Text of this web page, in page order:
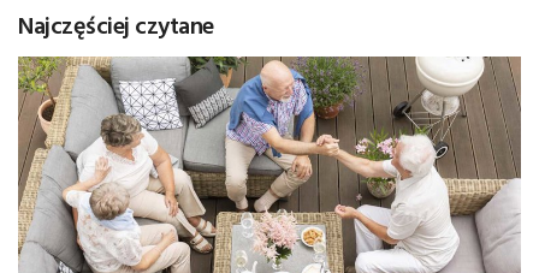
Najczęściej czytane